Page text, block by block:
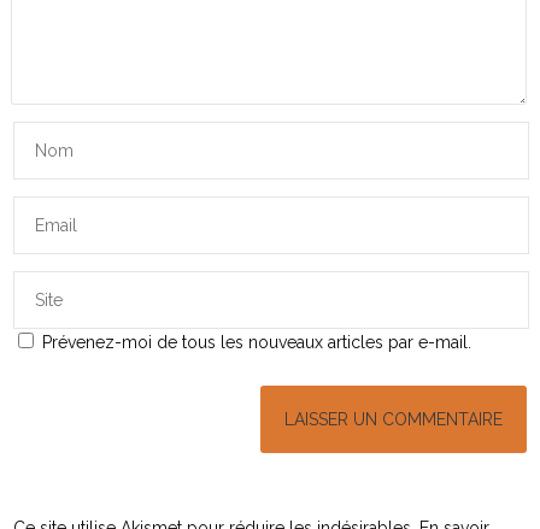
Prévenez-moi de tous les nouveaux articles par e-mail.